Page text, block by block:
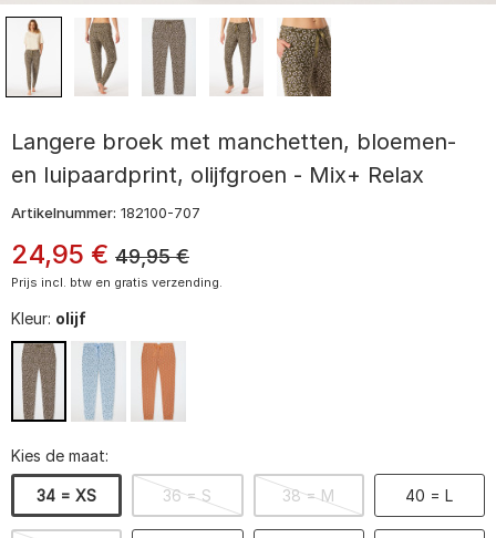
Langere broek met manchetten, bloemen-
en luipaardprint, olijfgroen - Mix+ Relax
Artikelnummer: 182100-707
24,95 € 49,95 €
Prijs incl. btw en gratis verzending.
Kleur: olijf
Kies de maat:
34 = XS 36 = S 38 = M 40 = L